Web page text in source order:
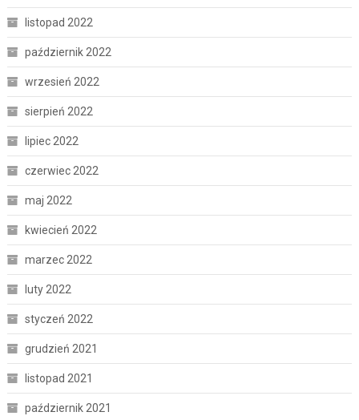
listopad 2022
październik 2022
wrzesień 2022
sierpień 2022
lipiec 2022
czerwiec 2022
maj 2022
kwiecień 2022
marzec 2022
luty 2022
styczeń 2022
grudzień 2021
listopad 2021
październik 2021